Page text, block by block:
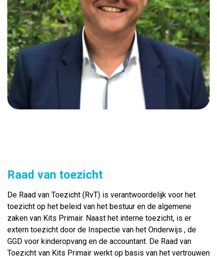
Raad van toezicht
De Raad van Toezicht (RvT) is verantwoordelijk voor het
toezicht op het beleid van het bestuur en de algemene
zaken van Kits Primair. Naast het interne toezicht, is er
extern toezicht door de Inspectie van het Onderwijs , de
GGD voor kinderopvang en de accountant. De Raad van
Toezicht van Kits Primair werkt op basis van het vertrouwen